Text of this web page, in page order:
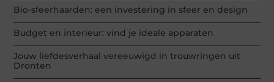
Bio-sfeerhaarden: een investering in sfeer en design
Budget en interieur: vind je ideale apparaten
Jouw liefdesverhaal vereeuwigd in trouwringen uit
Dronten